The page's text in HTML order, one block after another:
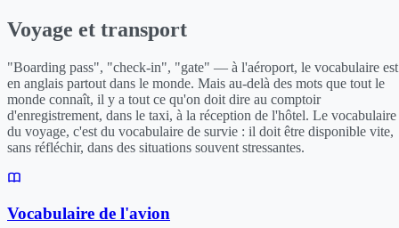
Voyage et transport
"Boarding pass", "check-in", "gate" — à l'aéroport, le vocabulaire est
en anglais partout dans le monde. Mais au-delà des mots que tout le
monde connaît, il y a tout ce qu'on doit dire au comptoir
d'enregistrement, dans le taxi, à la réception de l'hôtel. Le vocabulaire
du voyage, c'est du vocabulaire de survie : il doit être disponible vite,
sans réfléchir, dans des situations souvent stressantes.
Vocabulaire de l'avion